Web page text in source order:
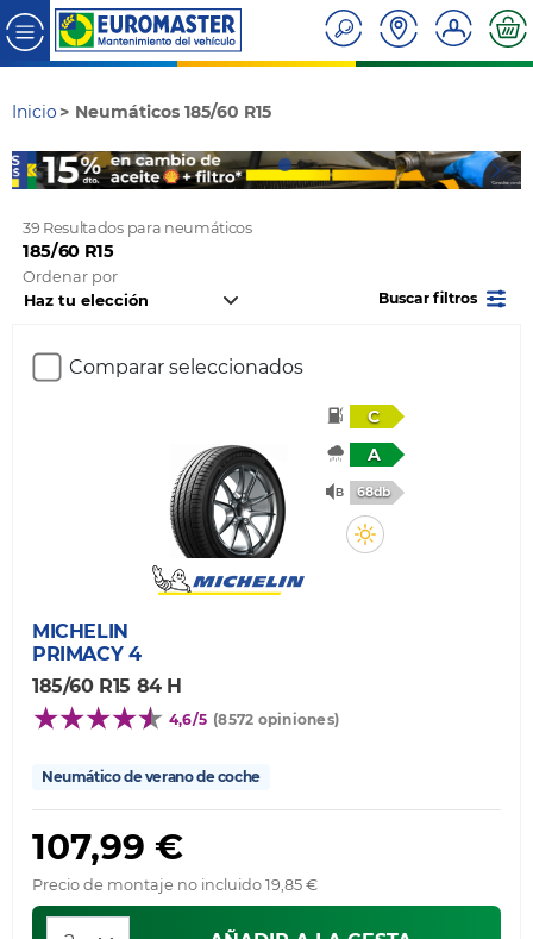
Inicio Neumáticos 185/60 R15
39 Resultados para neumáticos
185/60 R15
Ordenar por
Buscar filtros
Comparar seleccionados
C
A
68db
MICHELIN
PRIMACY 4
185/60 R15 84 H
4,6/5 (8572 opiniones)
Neumático de verano de coche
107,99 €
Precio de montaje no incluido 19,85 €